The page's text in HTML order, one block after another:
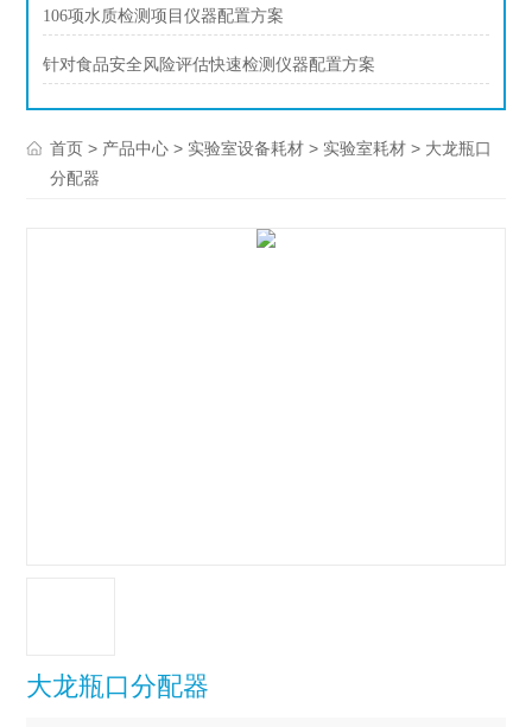
106项水质检测项目仪器配置方案
针对食品安全风险评估快速检测仪器配置方案
首页 > 产品中心 > 实验室设备耗材 > 实验室耗材 > 大龙瓶口
分配器
大龙瓶口分配器